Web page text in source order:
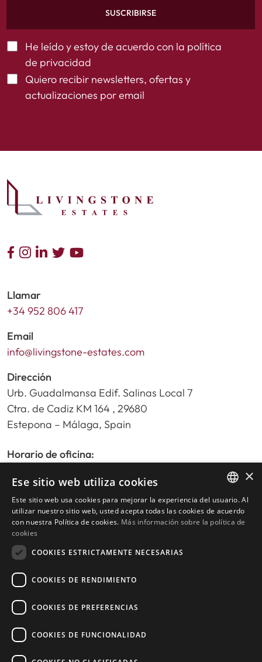
SUSCRIBIRSE
He leído y estoy de acuerdo con la política
de privacidad
Quiero recibir newsletters, ofertas y
actualizaciones por email
Llamar
+34 952 806 417
Email
info@livingstone-estates.com
Dirección
Urb. Guadalmansa Edif. Salinas Local 7
Ctra. de Cadiz KM 164 , 29680
Estepona – Málaga, Spain
Horario de oficina:
Sábados y festivos de 10:00am a 14:00pm
Inicio
Buscador de propiedades
Escribir reseña
Política de privacidad
© 2026
ENGLISH
SPANISH
×
Ese sitio web utiliza cookies
Este sitio web usa cookies para mejorar la experiencia del usuario. Al
utilizar nuestro sitio web, usted acepta todas las cookies de acuerdo
con nuestra Política de cookies. Más información sobre la política de
cookies
COOKIES ESTRICTAMENTE NECESARIAS
COOKIES DE RENDIMIENTO
COOKIES DE PREFERENCIAS
COOKIES DE FUNCIONALIDAD